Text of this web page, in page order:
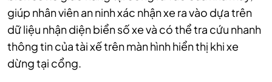
giúp nhân viên an ninh xác nhận xe ra vào dựa trên
dữ liệu nhận diện biển số xe và có thể tra cứu nhanh
thông tin của tài xế trên màn hình hiển thị khi xe
dừng tại cổng.